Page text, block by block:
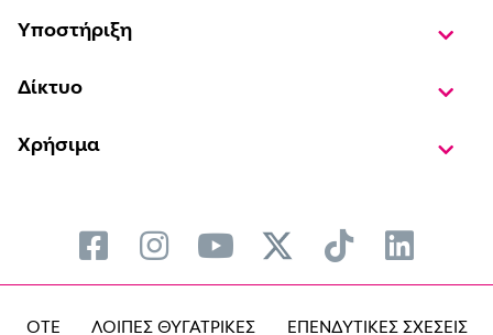
Υποστήριξη
Δίκτυο
Χρήσιμα
OTE ΛΟΙΠΕΣ ΘΥΓΑΤΡΙΚΕΣ ΕΠΕΝΔΥΤΙΚΕΣ ΣΧΕΣΕΙΣ